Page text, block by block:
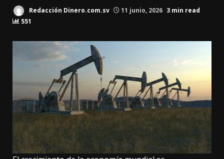
Redacción Dinero.com.sv 11 junio, 2026 3 min read
551